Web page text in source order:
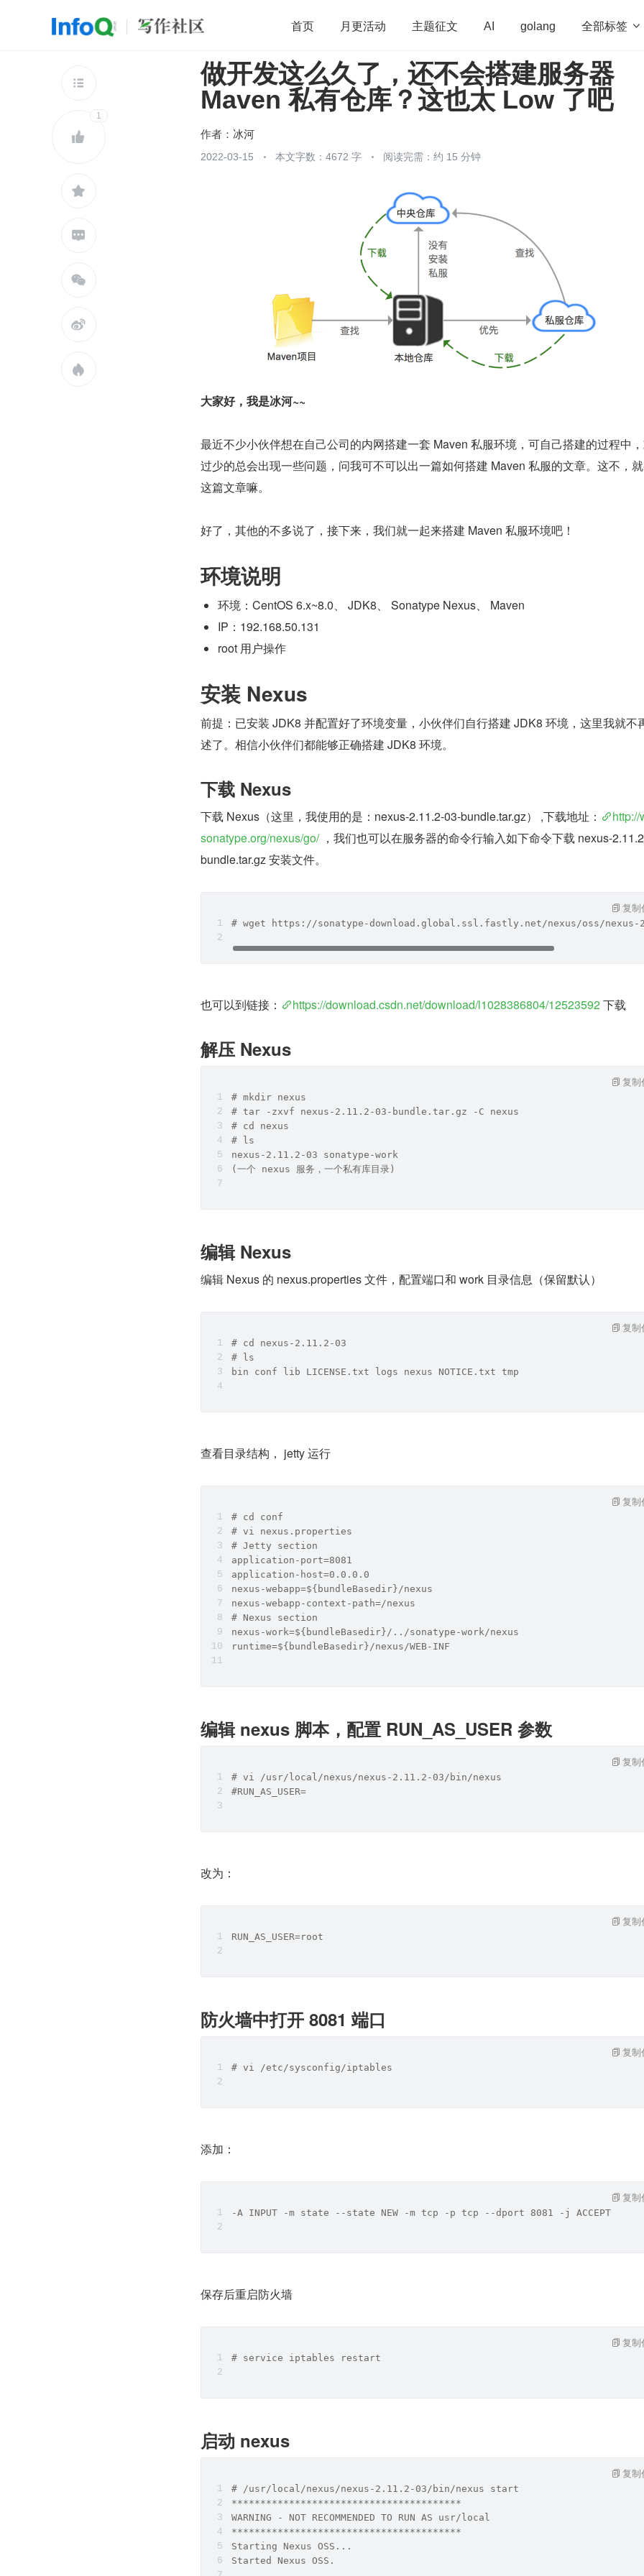
首页 月更活动 主题征文 AI golang 全部标签 
开源 架构 OpenHarmony 算法 学习方法 Web3.0
团队管理 程序员 运维 深度思考 低代码 redis
查看更多


1





做开发这么久了，还不会搭建服务器
Maven 私有仓库？这也太 Low 了吧
作者： 冰河
2022-03-15 本文字数：4672 字 阅读完需：约 15 分钟
大家好，我是冰河~~
最近不少小伙伴想在自己公司的内网搭建一套 Maven 私服环境，可自己搭建的过程中
过少的总会出现一些问题，问我可不可以出一篇如何搭建 Maven 私服的文章。这不，
这篇文章嘛。
好了，其他的不多说了，接下来，我们就一起来搭建 Maven 私服环境吧！
环境说明
环境：CentOS 6.x~8.0、 JDK8、 Sonatype Nexus、 Maven
IP：192.168.50.131
root 用户操作
安装 Nexus
前提：已安装 JDK8 并配置好了环境变量，小伙伴们自行搭建 JDK8 环境，这里我就不
述了。相信小伙伴们都能够正确搭建 JDK8 环境。
下载 Nexus
下载 Nexus（这里，我使用的是：nexus-2.11.2-03-bundle.tar.gz） ,下载地址：
http://
sonatype.org/nexus/go/ ，我们也可以在服务器的命令行输入如下命令下载 nexus-
bundle.tar.gz 安装文件。
# wget https://sonatype-download.global.ssl.fastly.net/nexus/oss/nexus-
复制
也可以到链接： https://download.csdn.net/download/l1028386804/12523592 下载
解压 Nexus
# mkdir nexus
# tar -zxvf nexus-2.11.2-03-bundle.tar.gz -C nexus
# cd nexus
# ls
nexus-2.11.2-03 sonatype-work
(一个 nexus 服务，一个私有库目录)
复制
编辑 Nexus
编辑 Nexus 的 nexus.properties 文件，配置端口和 work 目录信息（保留默认）
# cd nexus-2.11.2-03
# ls
bin conf lib LICENSE.txt logs nexus NOTICE.txt tmp
复制
查看目录结构， jetty 运行
# cd conf
# vi nexus.properties
# Jetty section
application-port=8081
application-host=0.0.0.0
nexus-webapp=${bundleBasedir}/nexus
nexus-webapp-context-path=/nexus
# Nexus section
nexus-work=${bundleBasedir}/../sonatype-work/nexus
runtime=${bundleBasedir}/nexus/WEB-INF
复制
编辑 nexus 脚本，配置 RUN_AS_USER 参数
# vi /usr/local/nexus/nexus-2.11.2-03/bin/nexus
#RUN_AS_USER=
复制
改为：
RUN_AS_USER=root
复制
防火墙中打开 8081 端口
# vi /etc/sysconfig/iptables
复制
添加：
-A INPUT -m state --state NEW -m tcp -p tcp --dport 8081 -j ACCEPT
复制
保存后重启防火墙
# service iptables restart
复制
启动 nexus
# /usr/local/nexus/nexus-2.11.2-03/bin/nexus start
****************************************
WARNING - NOT RECOMMENDED TO RUN AS usr/local
****************************************
Starting Nexus OSS...
Started Nexus OSS.
复制